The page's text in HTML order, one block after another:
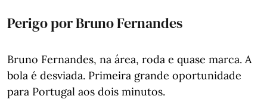
Perigo por Bruno Fernandes
Bruno Fernandes, na área, roda e quase marca. A
bola é desviada. Primeira grande oportunidade
para Portugal aos dois minutos.